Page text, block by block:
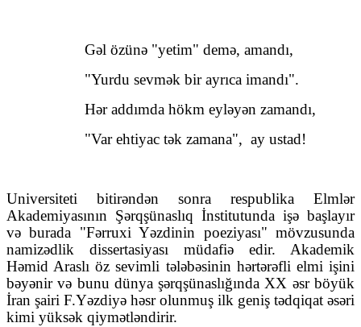
Gəl özünə "yetim" demə, amandı,
"Yurdu sevmək bir ayrıca imandı".
Hər addımda hökm eyləyən zamandı,
"Var ehtiyac tək zamana", ay ustad!
Universiteti bitirəndən sonra respublika Elmlər
Akademiyasının Şərqşünaslıq İnstitutunda işə başlayır
və burada "Fərruxi Yəzdinin poeziyası" mövzusunda
namizədlik dissertasiyası müdafiə edir. Akademik
Həmid Araslı öz sevimli tələbəsinin hərtərəfli elmi işini
bəyənir və bunu dünya şərqşünaslığında XX əsr böyük
İran şairi F.Yəzdiyə həsr olunmuş ilk geniş tədqiqat əsəri
kimi yüksək qiymətləndirir.